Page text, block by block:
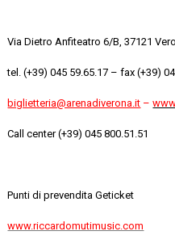
Via Dietro Anfiteatro 6/B, 37121
tel. (+39) 045 59.65.17 – fax (+39)
biglietteria@arenadiverona.it –
Call center (+39) 045 800.51.51
Punti di prevendita Geticket
www.riccardomutimusic.com